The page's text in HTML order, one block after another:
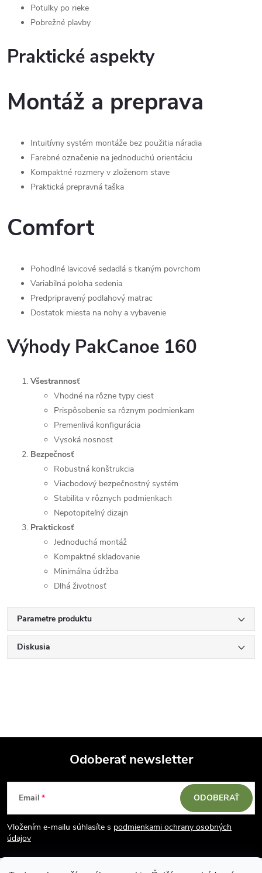
Potulky po rieke
Pobrežné plavby
Praktické aspekty
Montáž a preprava
Intuitívny systém montáže bez použitia náradia
Farebné označenie na jednoduchú orientáciu
Kompaktné rozmery v zloženom stave
Praktická prepravná taška
Comfort
Pohodlné lavicové sedadlá s tkaným povrchom
Variabilná poloha sedenia
Predpripravený podlahový matrac
Dostatok miesta na nohy a vybavenie
Výhody PakCanoe 160
Všestrannosť
Vhodné na rôzne typy ciest
Prispôsobenie sa rôznym podmienkam
Premenlivá konfigurácia
Vysoká nosnost
Bezpečnosť
Robustná konštrukcia
Viacbodový bezpečnostný systém
Stabilita v rôznych podmienkach
Nepotopiteľný dizajn
Praktickosť
Jednoduchá montáž
Kompaktné skladovanie
Minimálna údržba
Dlhá životnosť
Parametre produktu
Diskusia
Z
á
p
Odoberať newsletter
Email
Vložením e-mailu súhlasíte s podmienkami ochrany osobných
údajov
ODOBERAŤ